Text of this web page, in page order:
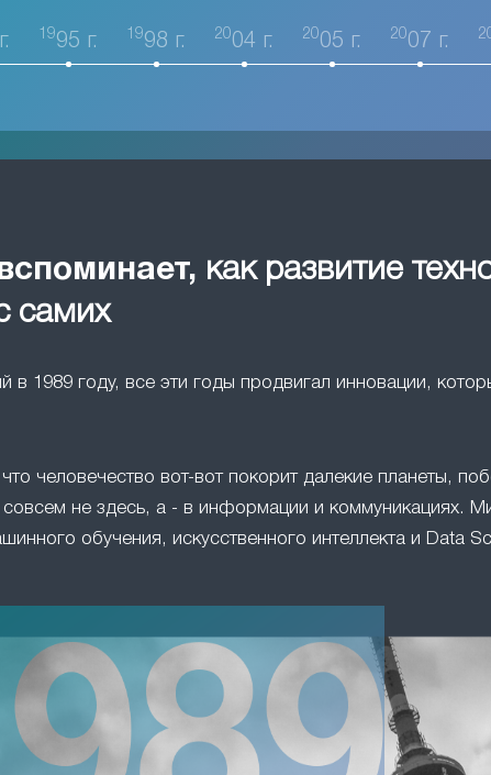
1995 г. 1998 г. 2004 г. 2005 г. 2007 г.
как развитие
самих
в 1989 году, все эти годы продвигал инновации,
человечество вот-вот покорит далекие планеты,
не здесь, а - в информации и коммуникациях.
обучения, искусственного интеллекта и Data